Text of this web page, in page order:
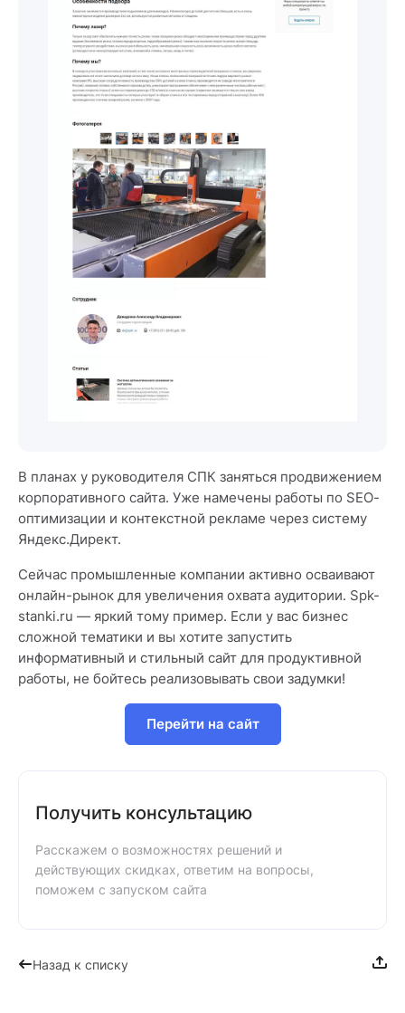
В планах у руководителя СПК заняться продвижением
корпоративного сайта. Уже намечены работы по SEO-
оптимизации и контекстной рекламе через систему
Яндекс.Директ.
Сейчас промышленные компании активно осваивают
онлайн-рынок для увеличения охвата аудитории. Spk-
stanki.ru — яркий тому пример. Если у вас бизнес
сложной тематики и вы хотите запустить
информативный и стильный сайт для продуктивной
работы, не бойтесь реализовывать свои задумки!
Перейти на сайт
Получить консультацию
Расскажем о возможностях решений и
действующих скидках, ответим на вопросы,
поможем с запуском сайта
Назад к списку